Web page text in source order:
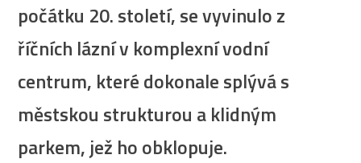
počátku 20. století, se vyvinulo z
říčních lázní v komplexní vodní
centrum, které dokonale splývá s
městskou strukturou a klidným
parkem, jež ho obklopuje.